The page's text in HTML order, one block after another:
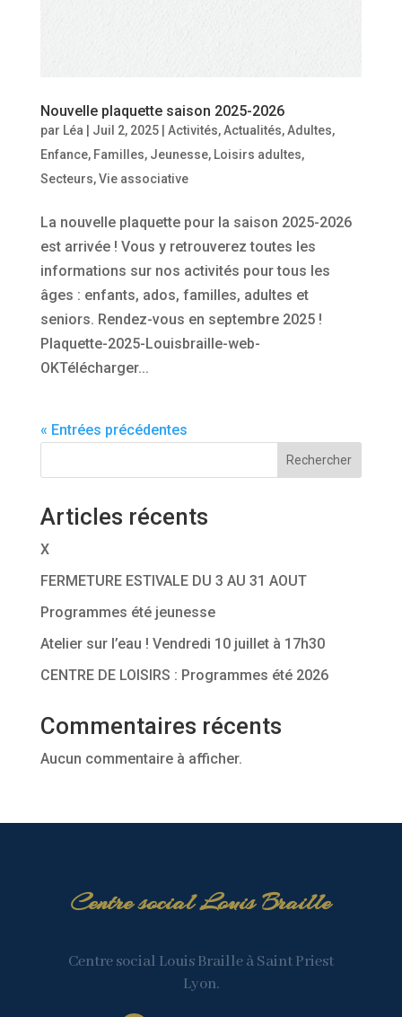
Nouvelle plaquette saison 2025-2026
par Léa | Juil 2, 2025| Activités,Actualités,Adultes,
Enfance, Familles, Jeunesse, Loisirs adultes,
Secteurs,Vie associative
La nouvelle plaquette pour la saison 2025-2026
est arrivée ! Vous y retrouverez toutes les
informations sur nos activités pour tous les
âges : enfants, ados, familles, adultes et
seniors. Rendez-vous en septembre 2025 !
Plaquette-2025-Louisbraille-web-
OKTélécharger...
« Entrées précédentes
Rechercher
Articles récents
X
FERMETURE ESTIVALE DU 3 AU 31 AOUT
Programmes été jeunesse
Atelier sur l’eau ! Vendredi 10 juillet à 17h30
CENTRE DE LOISIRS : Programmes été 2026
Commentaires récents
Aucun commentaire à afficher.
Centre social Louis Braille
Centre social Louis Braille à Saint Priest
Lyon.